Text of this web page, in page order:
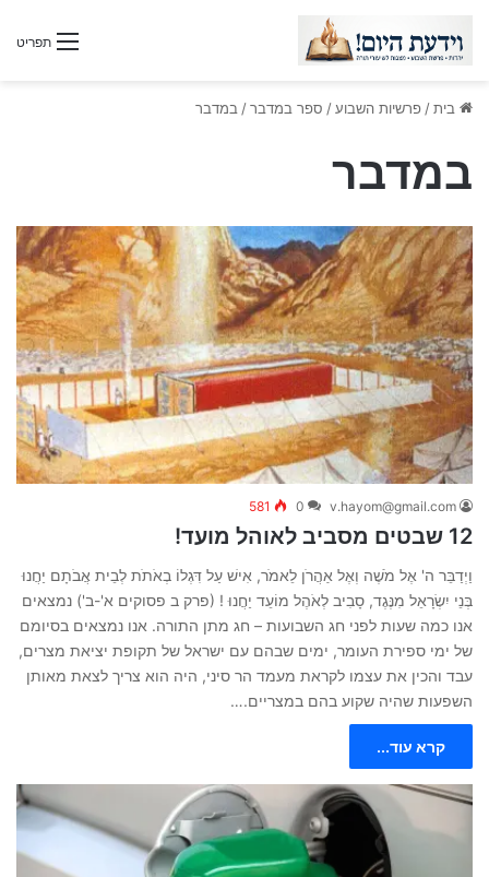
תפריט
בית/ פרשיות השבוע/ ספר במדבר/ במדבר
במדבר
v.hayom@gmail.com
0
581
12 שבטים מסביב לאוהל מועד!
וַיְדַבֵּר ה' אֶל מֹשֶׁה וְאֶל אַהֲרֹן לֵאמֹר, אִישׁ עַל דִּגְלוֹ בְאֹתֹת לְבֵית אֲבֹתָם יַחֲנוּ
בְּנֵי יִשְׂרָאֵל מִנֶּגֶד, סָבִיב לְאֹהֶל מוֹעֵד יַחֲנוּ ! (פרק ב פסוקים א'-ב') נמצאים
אנו כמה שעות לפני חג השבועות – חג מתן התורה. אנו נמצאים בסיומם
של ימי ספירת העומר, ימים שבהם עם ישראל של תקופת יציאת מצרים,
עבד והכין את עצמו לקראת מעמד הר סיני, היה הוא צריך לצאת מאותן
השפעות שהיה שקוע בהם במצריים.…
קרא עוד...